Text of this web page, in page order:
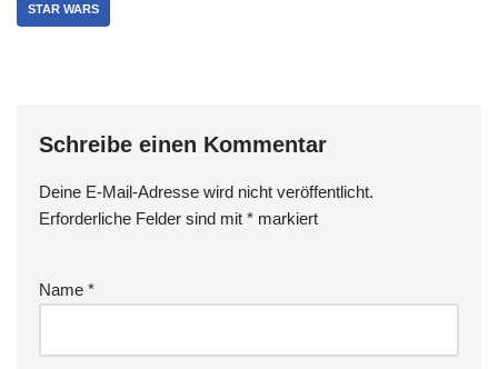
STAR WARS
Schreibe einen Kommentar
Deine E-Mail-Adresse wird nicht veröffentlicht.
Erforderliche Felder sind mit * markiert
Name *